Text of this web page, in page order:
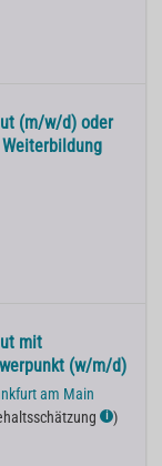
(m/w/d) oder
mit
(w/m/d)
am Main
ℹ )